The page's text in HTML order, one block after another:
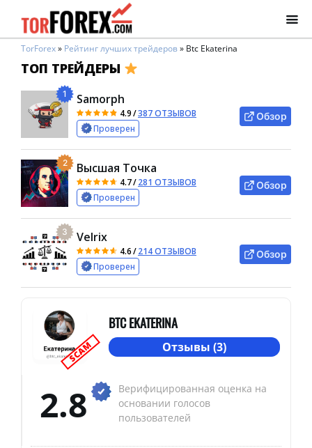
TorForex» Рейтинг лучших трейдеров» Btc Ekaterina
ТОП ТРЕЙДЕРЫ
1 Samorph
4.9/387 ОТЗЫВОВ
Проверен
Обзор
2 Высшая Точка
4.7/281 ОТЗЫВОВ
Проверен
Обзор
3 Velrix
4.6/214 ОТЗЫВОВ
Проверен
Обзор
SCAM
BTC EKATERINA
Отзывы (3)
2.8
Верифицированная оценка на
основании голосов
пользователей